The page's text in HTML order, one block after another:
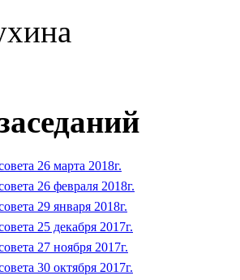
26 марта 2018г.
26 февраля 2018г.
29 января 2018г.
25 декабря 2017г.
27 ноября 2017г.
30 октября 2017г.